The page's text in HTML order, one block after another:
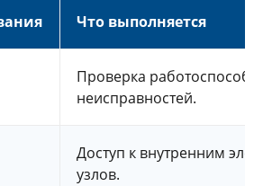
Что выполняется
Проверка
неисправностей.
Доступ к внутренним
узлов.